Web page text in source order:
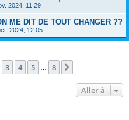
2024, 11:29
ME DIT DE TOUT CHANGER ??
2024, 12:05
8
3 4 5 8
Aller à